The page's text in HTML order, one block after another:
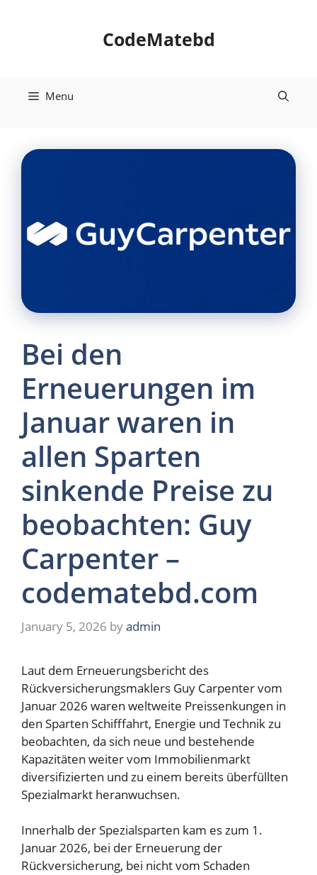
CodeMatebd
Menu
Bei den
Erneuerungen im
Januar waren in
allen Sparten
sinkende Preise zu
beobachten: Guy
Carpenter –
codematebd.com
January 5, 2026 byadmin
Laut dem Erneuerungsbericht des
Rückversicherungsmaklers Guy Carpenter vom
Januar 2026 waren weltweite Preissenkungen in
den Sparten Schifffahrt, Energie und Technik zu
beobachten, da sich neue und bestehende
Kapazitäten weiter vom Immobilienmarkt
diversifizierten und zu einem bereits überfüllten
Spezialmarkt heranwuchsen.
Innerhalb der Spezialsparten kam es zum 1.
Januar 2026, bei der Erneuerung der
Rückversicherung, bei nicht vom Schaden